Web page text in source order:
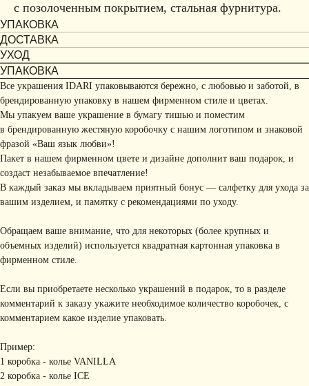
с позолоченным покрытием, стальная фурнитура.
УПАКОВКА
ДОСТАВКА
УХОД
УПАКОВКА
Все украшения IDARI упаковываются бережно, с любовью и заботой, в
брендированную упаковку в нашем фирменном стиле и цветах.
Мы упакуем ваше украшение в бумагу тишью и поместим
в брендированную жестяную коробочку с нашим логотипом и знаковой
фразой «Ваш язык любви»!
Пакет в нашем фирменном цвете и дизайне дополнит ваш подарок, и
создаст незабываемое впечатление!
В каждый заказ мы вкладываем приятный бонус — салфетку для ухода за
вашим изделием, и памятку с рекомендациями по уходу.
Обращаем ваше внимание, что для некоторых (более крупных и
объемных изделий) используется квадратная картонная упаковка в
фирменном стиле.
Если вы приобретаете несколько украшений в подарок, то в разделе
комментарий к заказу укажите необходимое количество коробочек, с
комментарием какое изделие упаковать.
Пример:
1 коробка - колье VANILLA
2 коробка - колье ICE